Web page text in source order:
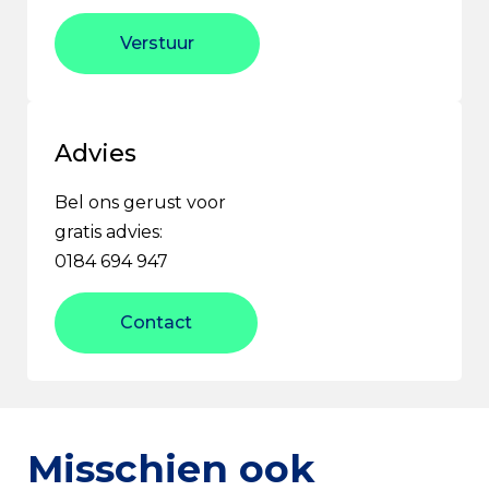
Verstuur
Advies
Bel ons gerust voor
gratis advies:
0184 694 947
Contact
Misschien ook